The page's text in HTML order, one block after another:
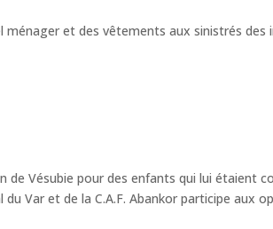
et des vêtements aux sinistrés des
Vésubie pour des enfants qui lui étaient
Var et de la C.A.F. Abankor participe aux